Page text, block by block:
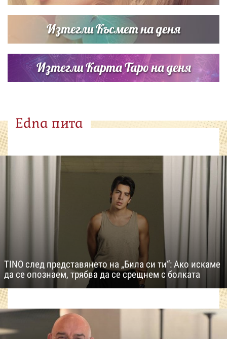
Изтегли Късмет на деня
Изтегли Карта Таро на деня
Edna пита
TINO след представянето на „Била си ти“: Ако искаме
да се опознаем, трябва да се срещнем с болката